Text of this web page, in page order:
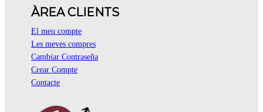
ÀREA CLIENTS
El meu compte
Les meves compres
Cambiar Contraseña
Crear Compte
Contacte